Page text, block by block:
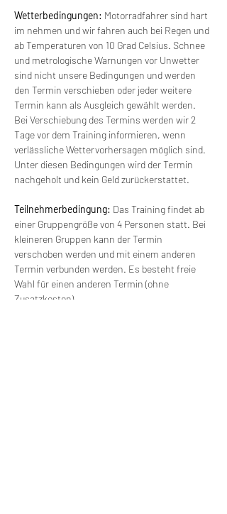
Wetterbedingungen: Motorradfahrer sind hart
im nehmen und wir fahren auch bei Regen und
ab Temperaturen von 10 Grad Celsius. Schnee
und metrologische Warnungen vor Unwetter
sind nicht unsere Bedingungen und werden
den Termin verschieben oder jeder weitere
Termin kann als Ausgleich gewählt werden.
Bei Verschiebung des Termins werden wir 2
Tage vor dem Training informieren, wenn
verlässliche Wettervorhersagen möglich sind.
Unter diesen Bedingungen wird der Termin
nachgeholt und kein Geld zurückerstattet.
Teilnehmerbedingung: Das Training findet ab
einer Gruppengröße von 4 Personen statt. Bei
kleineren Gruppen kann der Termin
verschoben werden und mit einem anderen
Termin verbunden werden. Es besteht freie
Wahl für einen anderen Termin (ohne
Zusatzkosten).